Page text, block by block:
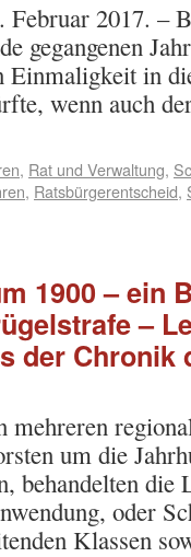
Februar 2017. –
gegangenen
Einmaligkeit in
wenn auch
, Rat und Verwaltung,
, Ratsbürgerentscheid,
1900 – ein
–
der
mehreren
um die
behandelten
oder
Klassen